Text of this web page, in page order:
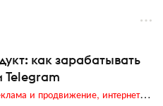
как зарабатывать
Telegram
Digital (web-дизайн, интернет-реклама и продвижение, интернет-сообщества и блоги, интернет-коммуникации, мобильный маркетинг, реклама на цифровых экранах)